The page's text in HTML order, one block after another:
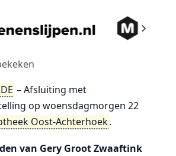
– Afsluiting met
op woensdagmorgen 22
Oost-Achterhoek.
van Gery Groot Zwaaftink